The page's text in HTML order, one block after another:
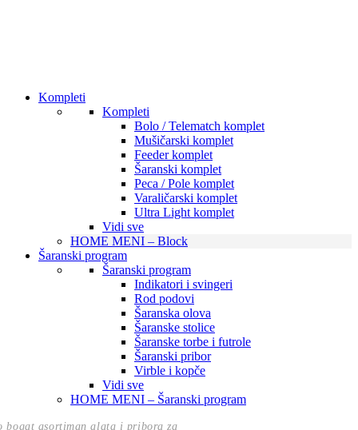
Kompleti
Kompleti
Bolo / Telematch komplet
Mušičarski komplet
Feeder komplet
Šaranski komplet
Peca / Pole komplet
Varaličarski komplet
Ultra Light komplet
Vidi sve
HOME MENI – Block
Šaranski program
Šaranski program
Indikatori i svingeri
Rod podovi
Šaranska olova
Šaranske stolice
Šaranske torbe i futrole
Šaranski pribor
Virble i kopče
Vidi sve
HOME MENI – Šaranski program
bogat asortiman alata i pribora za